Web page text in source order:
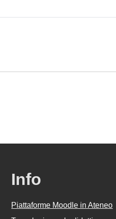
Info
Piattaforme Moodle in Ateneo